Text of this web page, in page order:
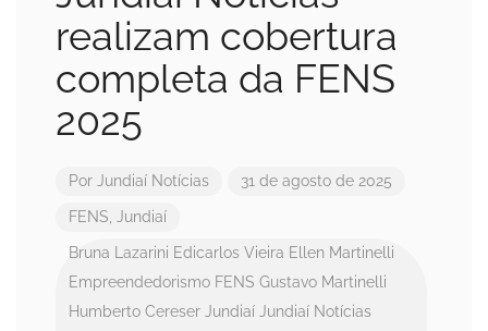
realizam cobertura
completa da FENS
2025
Por Jundiaí Notícias 31 de agosto de 2025
FENS, Jundiaí
Bruna Lazarini Edicarlos Vieira Ellen Martinelli
Empreendedorismo FENS Gustavo Martinelli
Humberto Cereser Jundiaí Jundiaí Notícias